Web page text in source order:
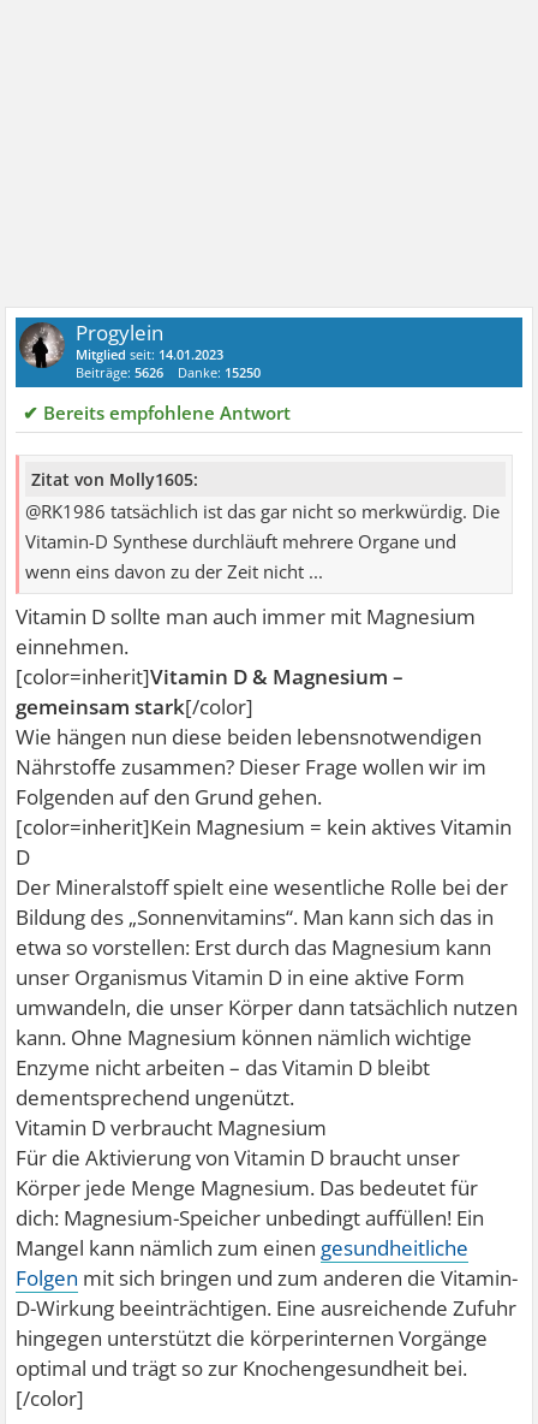
Progylein
Mitglied seit: 14.01.2023
Beiträge:5626 Danke: 15250
✔ Bereits empfohlene Antwort
Zitat von Molly1605:
@RK1986 tatsächlich ist das gar nicht so merkwürdig. Die
Vitamin-D Synthese durchläuft mehrere Organe und
wenn eins davon zu der Zeit nicht ...
Vitamin D sollte man auch immer mit Magnesium
einnehmen.
[color=inherit]Vitamin D & Magnesium –
gemeinsam stark[/color]
Wie hängen nun diese beiden lebensnotwendigen
Nährstoffe zusammen? Dieser Frage wollen wir im
Folgenden auf den Grund gehen.
[color=inherit]Kein Magnesium = kein aktives Vitamin
D
Der Mineralstoff spielt eine wesentliche Rolle bei der
Bildung des „Sonnenvitamins“. Man kann sich das in
etwa so vorstellen: Erst durch das Magnesium kann
unser Organismus Vitamin D in eine aktive Form
umwandeln, die unser Körper dann tatsächlich nutzen
kann. Ohne Magnesium können nämlich wichtige
Enzyme nicht arbeiten – das Vitamin D bleibt
dementsprechend ungenützt.
Vitamin D verbraucht Magnesium
Für die Aktivierung von Vitamin D braucht unser
Körper jede Menge Magnesium. Das bedeutet für
dich: Magnesium-Speicher unbedingt auffüllen! Ein
Mangel kann nämlich zum einen gesundheitliche
Folgen mit sich bringen und zum anderen die Vitamin-
D-Wirkung beeinträchtigen. Eine ausreichende Zufuhr
hingegen unterstützt die körperinternen Vorgänge
optimal und trägt so zur Knochengesundheit bei.
[/color]